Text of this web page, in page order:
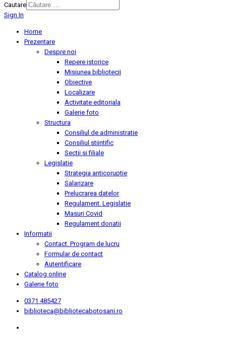
Cautare
Sign In
Home
Prezentare
Despre noi
Repere istorice
Misiunea bibliotecii
Obiective
Localizare
Activitate editoriala
Galerie foto
Structura
Consiliul de administratie
Consiliul stiintific
Sectii si filiale
Legislatie
Strategia anticoruptie
Salarizare
Prelucrarea datelor
Regulament. Legislatie
Masuri Covid
Regulament donatii
Informatii
Contact. Program de lucru
Formular de contact
Autentificare
Catalog online
Galerie foto
0371 485427
biblioteca@bibliotecabotosani.ro